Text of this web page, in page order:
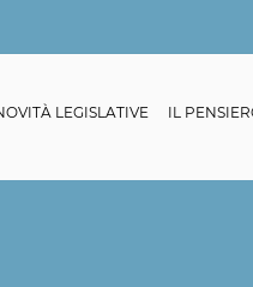
LEGISLATIVE IL